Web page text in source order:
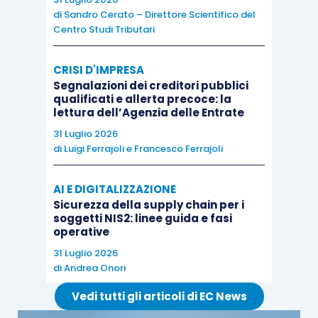
Nelquadro VJoccorre indicare, infine, le
cessionarioai fini del conteggio dell’imposta a
debito, esponendo:
nelrigo VJ1
Stato Città del Vaticano e dalla
cessionario è tenuto al pagamento
dell’imposta a norma dell’articolo 17,
nel
rigo VJ3
da soggetti non residenti, di cui
all’articolo 17, comma 2. Si evidenzia che
di Sandro Cerato – Direttore Scientifico del
Centro Studi Tributari
CRISI D'IMPRESA
Segnalazioni dei creditori pubblici
qualificati e allerta precoce: la
lettura dell’Agenzia delle Entrate
31 Luglio 2026
di Luigi Ferrajolie Francesco Ferrajoli
AI E DIGITALIZZAZIONE
Sicurezza della supply chain per i
soggetti NIS2: linee guida e fasi
operative
31 Luglio 2026
diAndrea Onori
Vedi tutti gli articoli di EC News